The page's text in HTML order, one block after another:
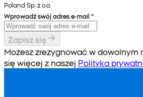
Poland Sp. z o.o.
Wprowadź swój adres e-mail *
Zapisz się
Możesz zrezygnować w dowolnym
się więcej z naszej Polityka